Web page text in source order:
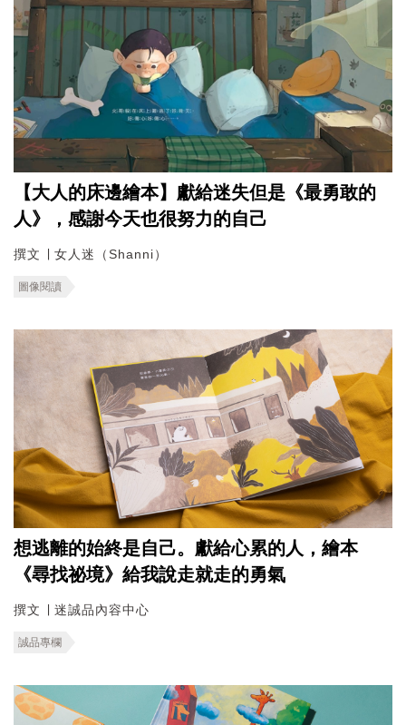
【大人的床邊繪本】獻給迷失但是《最勇敢的
人》，感謝今天也很努力的自己
撰文 ∣ 女人迷（Shanni）
圖像閱讀
想逃離的始終是自己。獻給心累的人，繪本
《尋找祕境》給我說走就走的勇氣
撰文 ∣ 迷誠品內容中心
誠品專欄